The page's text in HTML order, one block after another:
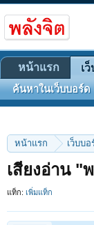
หน้าแรก เว็บบอ
เสียงอ่าน "
แท็ก: เพิ่มแท็ก
หน้าแรก เ
ค้นหาในเว็บบอร์ด